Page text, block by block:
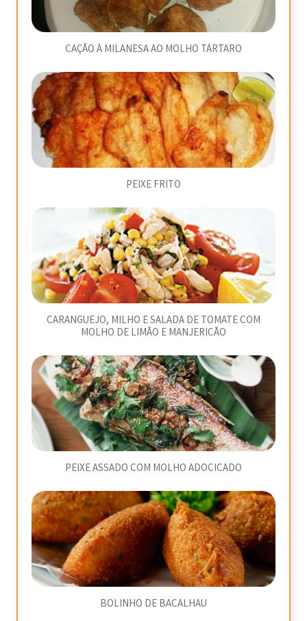
CAÇÃO À MILANESA AO MOLHO TÁRTARO
PEIXE FRITO
CARANGUEJO, MILHO E SALADA DE TOMATE COM
MOLHO DE LIMÃO E MANJERICÃO
PEIXE ASSADO COM MOLHO ADOCICADO
BOLINHO DE BACALHAU